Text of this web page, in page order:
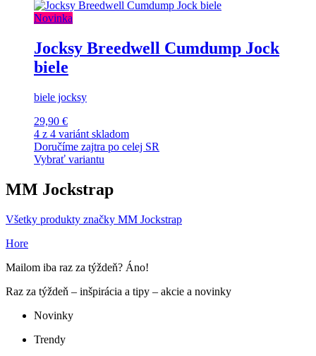
Novinka
Jocksy Breedwell Cumdump Jock
biele
biele jocksy
29,90 €
4 z 4 variánt skladom
Doručíme zajtra po celej SR
Vybrať variantu
MM Jockstrap
Všetky produkty značky MM Jockstrap
Hore
Mailom iba raz za týždeň? Áno!
Raz za týždeň – inšpirácia a tipy – akcie a novinky
Novinky
Trendy